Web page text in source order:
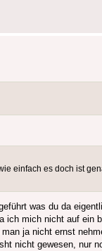
einfach es doch ist
was du da
ich mich nicht auf ein
ja nicht ernst
nicht gewesen, nur